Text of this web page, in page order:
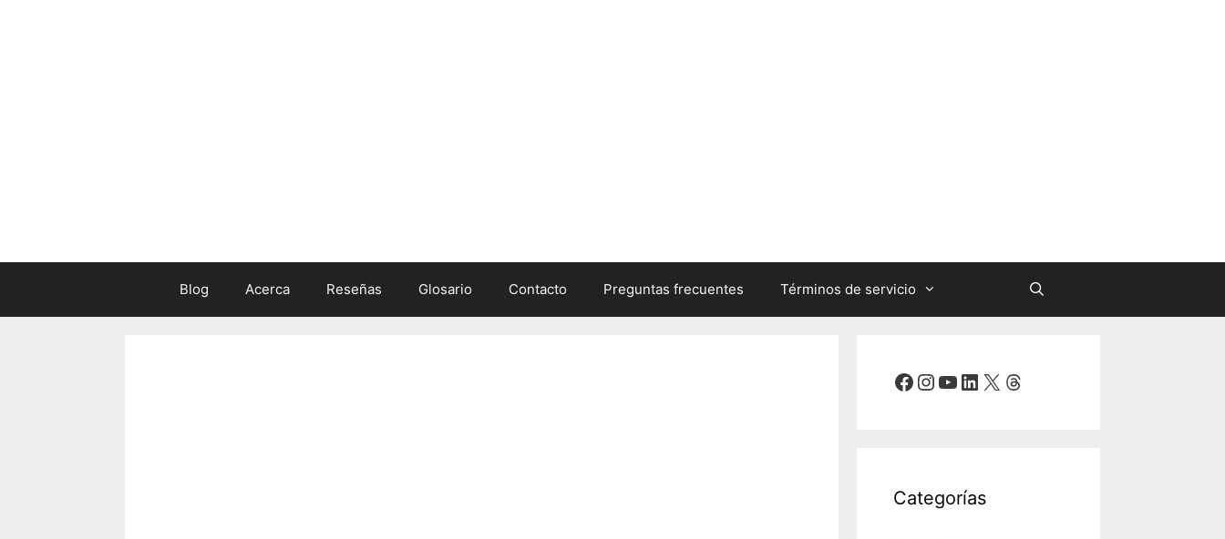
Blog Acerca Reseñas Glosario Contacto Preguntas frecuentes Términos de servicio
Facebook
Instagram
YouTube
LinkedIn
X Threads
Categorías